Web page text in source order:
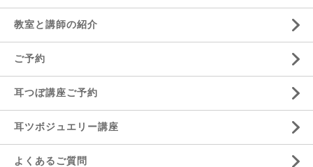
教室と講師の紹介
ご予約
耳つぼ講座ご予約
耳ツボジュエリー講座
よくあるご質問